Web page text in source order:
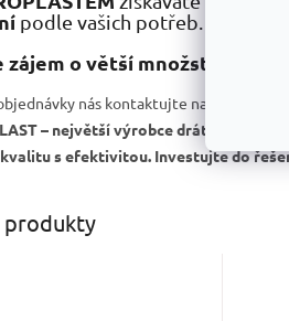
podle vašich potřeb.
zájem o větší množství košů?
nás kontaktujte na
– největší výrobce drátěných
s efektivitou. Investujte do
produkty